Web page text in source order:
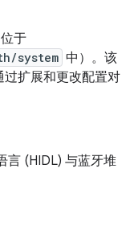
于
system 中）。该
过扩展和更改配置对
言 (HIDL) 与蓝牙堆